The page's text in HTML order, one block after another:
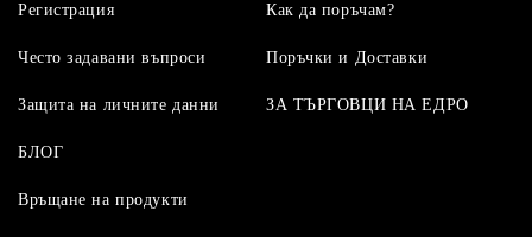
Регистрация Как да поръчам?
Често задавани въпроси
Защита на личните данни
БЛОГ
Връщане на продукти
Поръчки и Доставки
ЗА ТЪРГОВЦИ НА ЕДРО